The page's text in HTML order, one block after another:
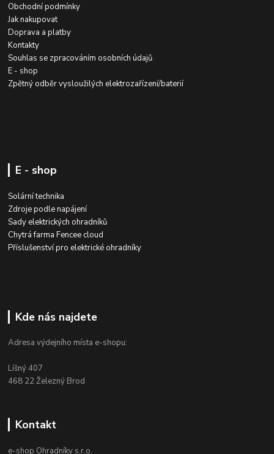
Obchodní podmínky
Jak nakupovat
Doprava a platby
Kontakty
Souhlas se zpracováním osobních údajů
E - shop
Zpětný odběr vysloužilých elektrozařízení/baterií
E - shop
Solární technika
Zdroje podle napájení
Sady elektrických ohradníků
Chytrá farma Fencee cloud
Příslušenství pro elektrické ohradníky
Kde nás najdete
Adresa výdejního místa e-shopu:
Líšný 407
468 22 Železný Brod
Kontakt
e-shop Ohradníky s.r.o.